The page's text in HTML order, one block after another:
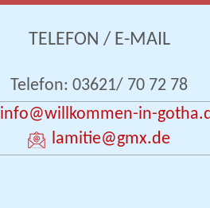
TELEFON / E-MAIL
Telefon: 03621/ 70 72 78
info@willkommen-in-
lamitie@gmx.de